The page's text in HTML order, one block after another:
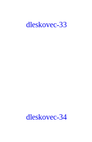
dleskovec-33
dleskovec-34